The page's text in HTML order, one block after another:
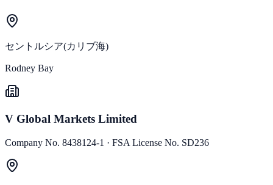
セントルシア(カリブ海)
Rodney Bay
V Global Markets Limited
Company No. 8438124-1 · FSA License No. SD236